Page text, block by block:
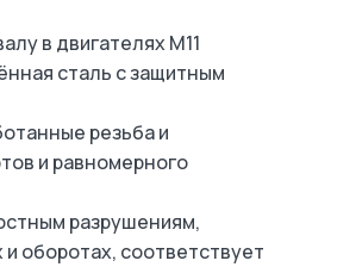
в двигателях M11
сталь с защитным
резьба и
и равномерного
разрушениям,
оборотах, соответствует